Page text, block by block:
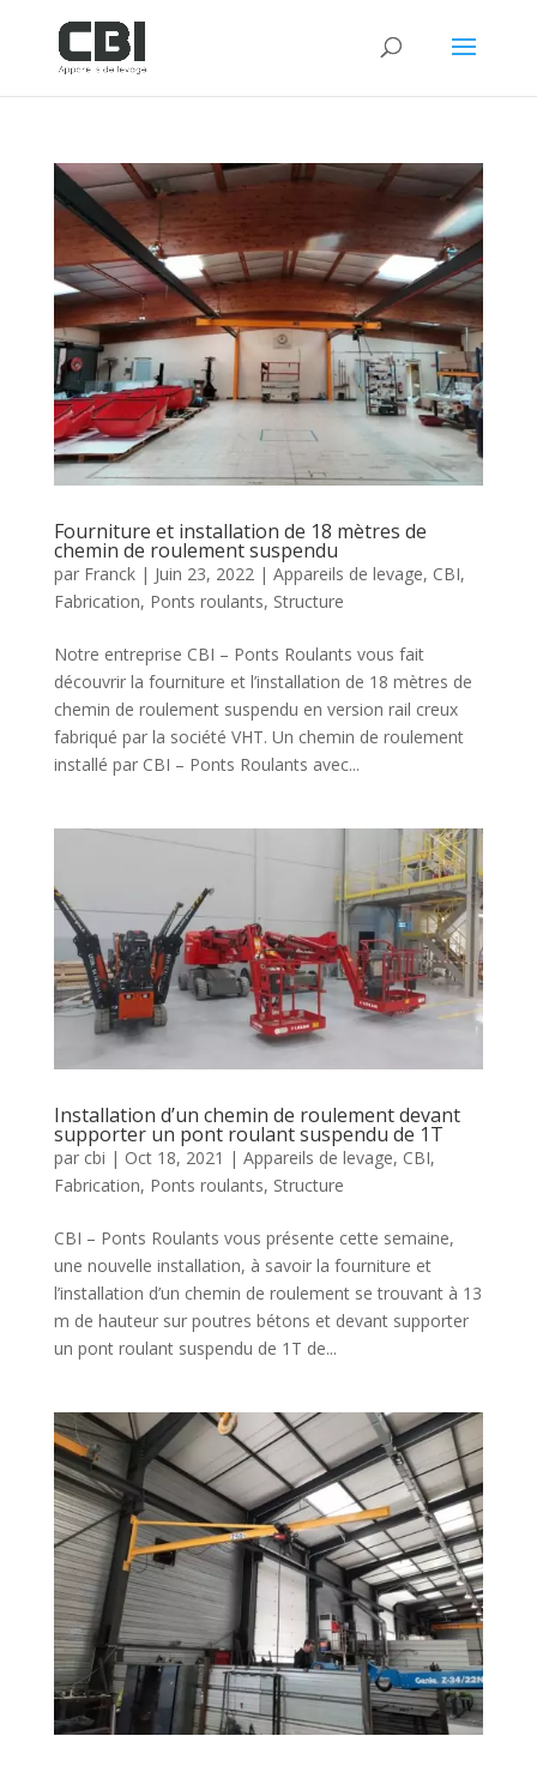
Fourniture et installation de 18 mètres de
chemin de roulement suspendu
par Franck| Juin 23, 2022 | Appareils de levage, CBI,
Fabrication, Ponts roulants, Structure
Notre entreprise CBI – Ponts Roulants vous fait
découvrir la fourniture et l’installation de 18 mètres de
chemin de roulement suspendu en version rail creux
fabriqué par la société VHT. Un chemin de roulement
installé par CBI – Ponts Roulants avec...
Installation d’un chemin de roulement devant
supporter un pont roulant suspendu de 1T
par cbi | Oct 18, 2021 | Appareils de levage, CBI,
Fabrication, Ponts roulants, Structure
CBI – Ponts Roulants vous présente cette semaine,
une nouvelle installation, à savoir la fourniture et
l’installation d’un chemin de roulement se trouvant à 13
m de hauteur sur poutres bétons et devant supporter
un pont roulant suspendu de 1T de...